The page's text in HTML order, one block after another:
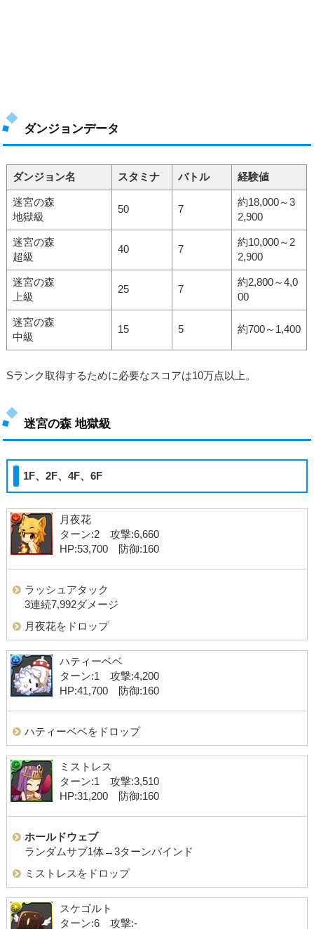
ダンジョンデータ
ダンジョン名 スタミナ バトル 経験値
迷宮の森
地獄級
50 7
約18,000～3
2,900
迷宮の森
超級
40 7
約10,000～2
2,900
迷宮の森
上級
25 7
約2,800～4,0
00
迷宮の森
中級
15 5 約700～1,400
Sランク取得するために必要なスコアは10万点以上。
迷宮の森 地獄級
1F、2F、4F、6F
月夜花
ターン:2 攻撃:6,660
HP:53,700 防御:160
ラッシュアタック
3連続7,992ダメージ
月夜花をドロップ
ハティーベベ
ターン:1 攻撃:4,200
HP:41,700 防御:160
ハティーベベをドロップ
ミストレス
ターン:1 攻撃:3,510
HP:31,200 防御:160
ホールドウェブ
ランダムサブ1体→3ターンバインド
ミストレスをドロップ
スケゴルト
ターン:6 攻撃:-